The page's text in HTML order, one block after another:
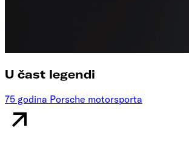
U čast legendi
75 godina Porsche motorsporta